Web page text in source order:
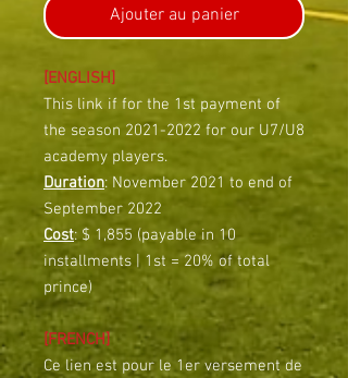
Ajouter au panier
[ENGLISH]
This link if for the 1st payment of
the season 2021-2022 for our U7/U8
academy players.
Duration: November 2021 to end of
September 2022
Cost: $ 1,855 (payable in 10
installments | 1st = 20% of total
prince)
[FRENCH]
Ce lien est pour le 1er versement de